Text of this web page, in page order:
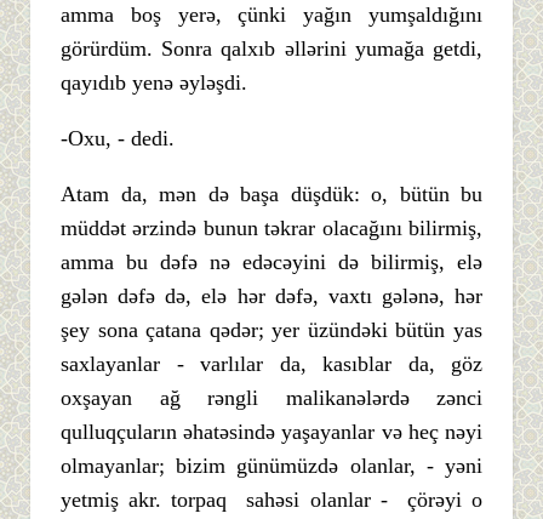
amma boş yerə, çünki yağın yumşaldığını
görürdüm. Sonra qalxıb əllərini yumağa getdi,
qayıdıb yenə əyləşdi.
-Oxu, - dedi.
Atam da, mən də başa düşdük: o, bütün bu
müddət ərzində bunun təkrar olacağını bilirmiş,
amma bu dəfə nə edəcəyini də bilirmiş, elə
gələn dəfə də, elə hər dəfə, vaxtı gələnə, hər
şey sona çatana qədər; yer üzündəki bütün yas
saxlayanlar - varlılar da, kasıblar da, göz
oxşayan ağ rəngli malikanələrdə zənci
qulluqçuların əhatəsində yaşayanlar və heç nəyi
olmayanlar; bizim günümüzdə olanlar, - yəni
yetmiş akr. torpaq sahəsi olanlar - çörəyi o